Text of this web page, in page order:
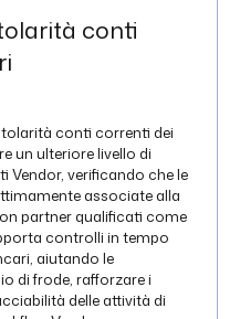
conti
conti correnti dei
un ulteriore livello di
Vendor, verificando che le
associate alla
partner qualificati come
controlli in tempo
aiutando le
di frode, rafforzare i
delle attività di